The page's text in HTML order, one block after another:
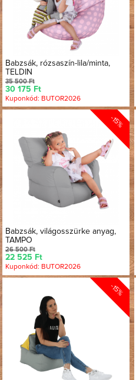
Babzsák, rózsaszín-lila/minta,
TELDIN
35 500 Ft
30 175 Ft
Kuponkód: BUTOR2026
-15%
Babzsák, világosszürke anyag,
TAMPO
26 500 Ft
22 525 Ft
Kuponkód: BUTOR2026
-15%